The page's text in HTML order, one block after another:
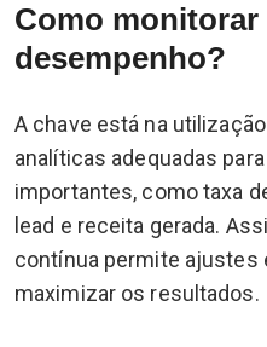
Como monitorar
desempenho?
A chave está na
analíticas adequadas
importantes, como taxa
lead e receita gerada.
contínua permite ajustes
maximizar os resultados.